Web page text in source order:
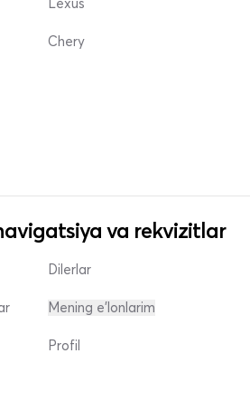
Chery
va rekvizitlar
Dilerlar
Mening e'lonlarim
Profil